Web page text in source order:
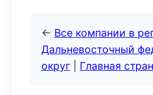
← Все компании в
Дальневосточный
округ
Главная